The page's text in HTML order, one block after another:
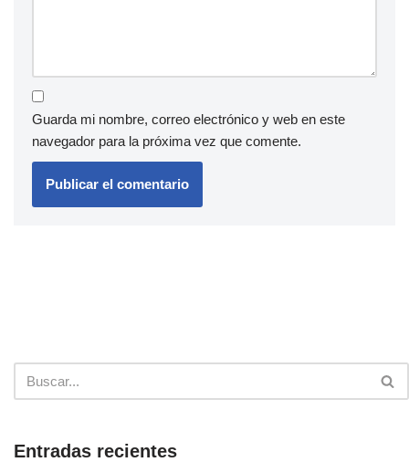
Guarda mi nombre, correo electrónico y web en este
navegador para la próxima vez que comente.
Entradas recientes